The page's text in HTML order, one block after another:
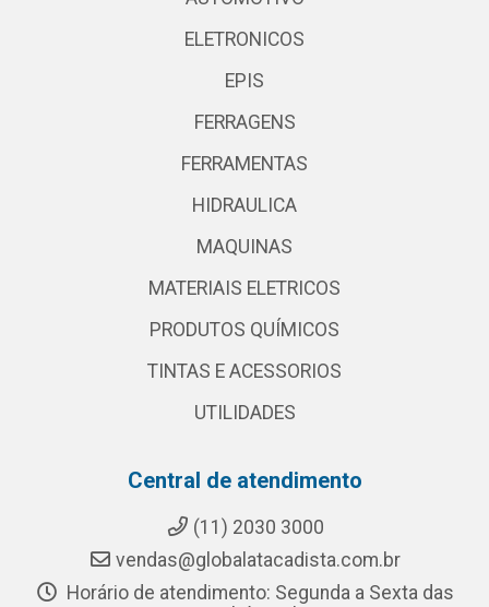
ELETRONICOS
EPIS
FERRAGENS
FERRAMENTAS
HIDRAULICA
MAQUINAS
MATERIAIS ELETRICOS
PRODUTOS QUÍMICOS
TINTAS E ACESSORIOS
UTILIDADES
Central de atendimento
(11) 2030 3000
vendas@globalatacadista.com.br
Horário de atendimento: Segunda a Sexta das